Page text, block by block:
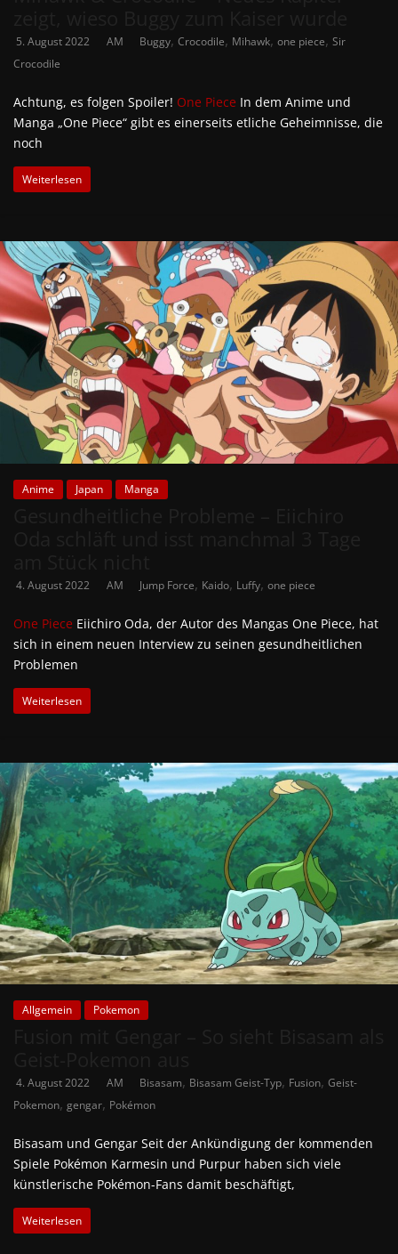
5. August 2022 AM Buggy, Crocodile, Mihawk, one piece, Sir
Crocodile
Achtung, es folgen Spoiler! One Piece In dem Anime und
Manga „One Piece“ gibt es einerseits etliche Geheimnisse, die
noch
Weiterlesen
Anime Japan Manga
4. August 2022 AM Jump Force, Kaido, Luffy, one piece
One Piece Eiichiro Oda, der Autor des Mangas One Piece, hat
sich in einem neuen Interview zu seinen gesundheitlichen
Problemen
Weiterlesen
Allgemein Pokemon
4. August 2022 AM Bisasam, Bisasam Geist-Typ, Fusion, Geist-
Pokemon, gengar, Pokémon
Bisasam und Gengar Seit der Ankündigung der kommenden
Spiele Pokémon Karmesin und Purpur haben sich viele
künstlerische Pokémon-Fans damit beschäftigt,
Weiterlesen